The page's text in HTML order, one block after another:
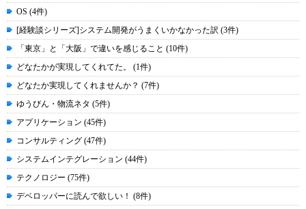
OS (4件)
[経験談シリーズ]システム開発がうまくいかなかった訳 (3件)
「東京」と「大阪」で違いを感じること (10件)
どなたかが実現してくれてた。 (1件)
どなたか実現してくれませんか？ (7件)
ゆうびん・物流ネタ (5件)
アプリケーション (45件)
コンサルティング (47件)
システムインテグレーション (44件)
テクノロジー (75件)
デベロッパーに読んで欲しい！ (8件)